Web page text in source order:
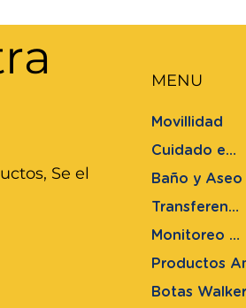
Se el
MENU
Movillidad
Cuidado en Cama
Baño y Aseo
Transferencia
Monitoreo de Salud
Botas Walker